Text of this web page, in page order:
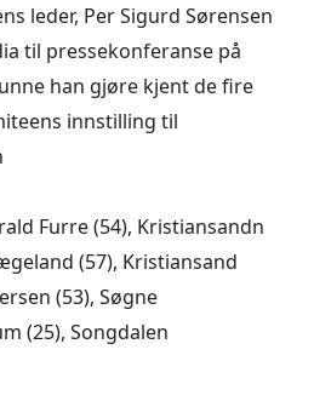
leder, Per Sigurd Sørensen
til pressekonferanse på
han gjøre kjent de fire
innstilling til
Furre (54), Kristiansandn
(57), Kristiansand
(53), Søgne
(25), Songdalen